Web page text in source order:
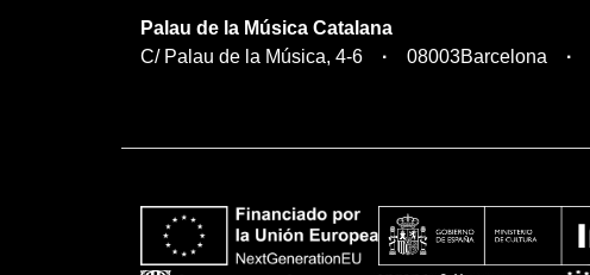
Palau de la Música Catalana
C/ Palau de la Música, 4-6
08003Barcelona